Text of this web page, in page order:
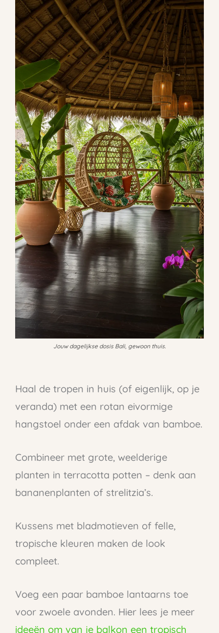
Jouw dagelijkse dosis Bali, gewoon thuis.
Haal de tropen in huis (of eigenlijk, op je
veranda) met een rotan eivormige
hangstoel onder een afdak van bamboe.
Combineer met grote, weelderige
planten in terracotta potten – denk aan
bananenplanten of strelitzia’s.
Kussens met bladmotieven of felle,
tropische kleuren maken de look
compleet.
Voeg een paar bamboe lantaarns toe
voor zwoele avonden. Hier lees je meer
ideeën om van je balkon een tropisch